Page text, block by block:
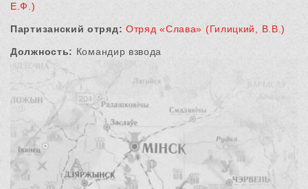
Е.Ф.)
Партизанский отряд: Отряд «Слава» (Гилицкий, В.В.)
Должность: Командир взвода